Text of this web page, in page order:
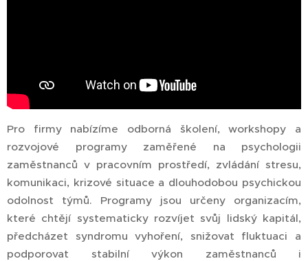
Pro firmy nabízíme odborná školení, workshopy a
rozvojové programy zaměřené na psychologii
zaměstnanců v pracovním prostředí, zvládání stresu,
komunikaci, krizové situace a dlouhodobou psychickou
odolnost týmů. Programy jsou určeny organizacím,
které chtějí systematicky rozvíjet svůj lidský kapitál,
předcházet syndromu vyhoření, snižovat fluktuaci a
podporovat stabilní výkon zaměstnanců i